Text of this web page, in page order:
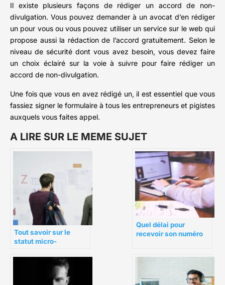
Il existe plusieurs façons de rédiger un accord de non-
divulgation. Vous pouvez demander à un avocat d’en rédiger
un pour vous ou vous pouvez utiliser un service sur le web qui
propose aussi la rédaction de l’accord gratuitement. Selon le
niveau de sécurité dont vous avez besoin, vous devez faire
un choix éclairé sur la voie à suivre pour faire rédiger un
accord de non-divulgation.
Une fois que vous en avez rédigé un, il est essentiel que vous
fassiez signer le formulaire à tous les entrepreneurs et pigistes
auxquels vous faites appel.
A LIRE SUR LE MEME SUJET
Tout savoir sur le
statut micro-
création, avantages,
inconvénients, statut
Quel délai pour
recevoir son numéro